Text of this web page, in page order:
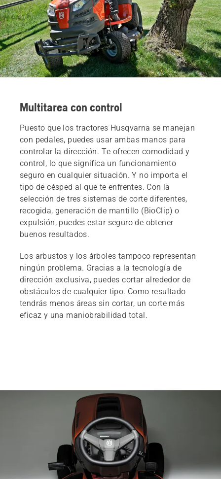
Multitarea con control
Puesto que los tractores Husqvarna se manejan
con pedales, puedes usar ambas manos para
controlar la dirección. Te ofrecen comodidad y
control, lo que significa un funcionamiento
seguro en cualquier situación. Y no importa el
tipo de césped al que te enfrentes. Con la
selección de tres sistemas de corte diferentes,
recogida, generación de mantillo (BioClip) o
expulsión, puedes estar seguro de obtener
buenos resultados.
Los arbustos y los árboles tampoco representan
ningún problema. Gracias a la tecnología de
dirección exclusiva, puedes cortar alrededor de
obstáculos de cualquier tipo. Como resultado
tendrás menos áreas sin cortar, un corte más
eficaz y una maniobrabilidad total.